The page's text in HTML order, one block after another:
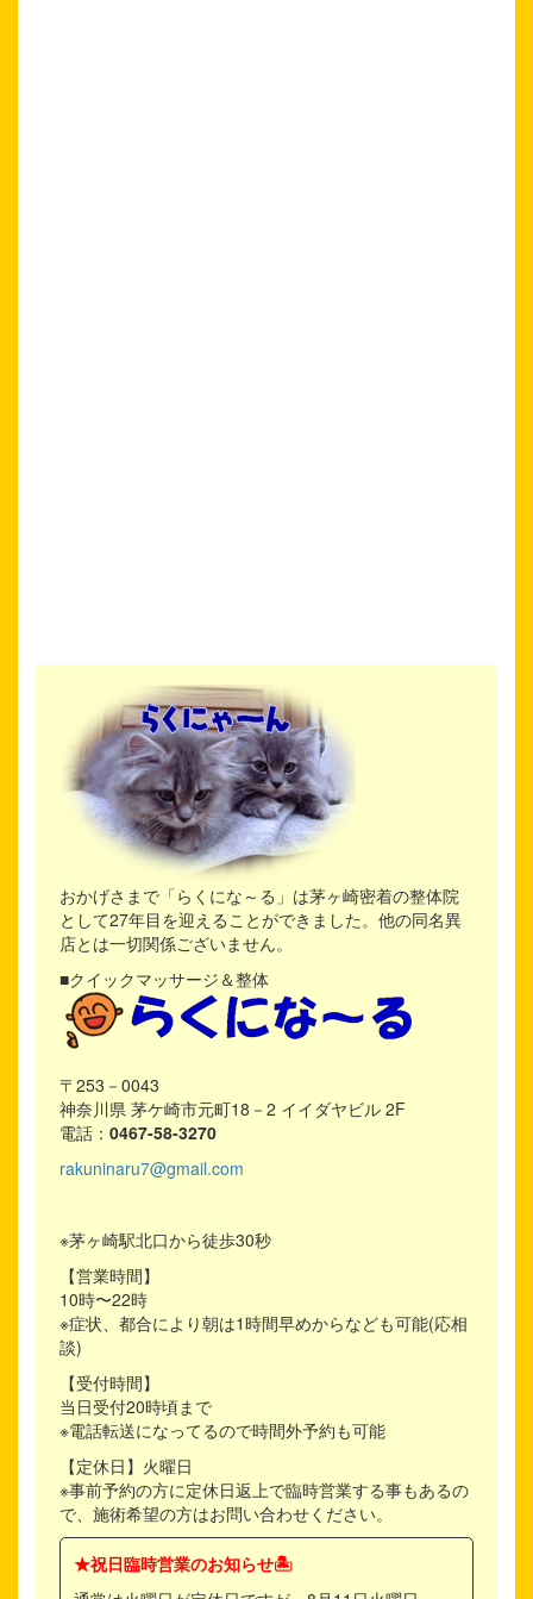
おかげさまで「らくにな～る」は茅ヶ崎密着の整体院
として27年目を迎えることができました。他の同名異
店とは一切関係ございません。
■クイックマッサージ＆整体
〒253－0043
神奈川県 茅ケ崎市元町18－2 イイダヤビル 2F
電話： 0467-58-3270
rakuninaru7@gmail.com
※茅ヶ崎駅北口から徒歩30秒
【営業時間】
10時〜22時
※症状、都合により朝は1時間早めからなども可能(応相
談)
【受付時間】
当日受付20時頃まで
※電話転送になってるので時間外予約も可能
【定休日】火曜日
※事前予約の方に定休日返上で臨時営業する事もあるの
で、施術希望の方はお問い合わせください。
★祝日臨時営業のお知らせ🏝️